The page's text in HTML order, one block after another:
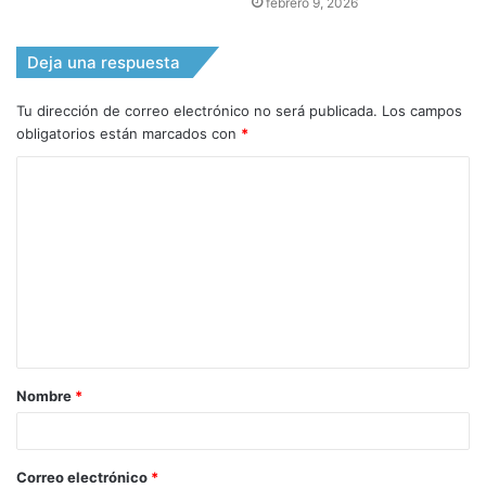
Deja una respuesta
Tu dirección de correo electrónico no será publicada. Los campos
obligatorios están marcados con *
a
r
Nombre *
Correo electrónico *